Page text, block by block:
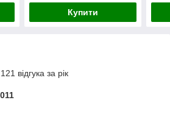
Купити
відгука за рік